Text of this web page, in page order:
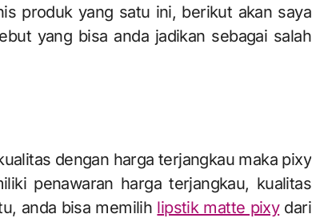
produk yang satu ini, berikut akan saya
yang bisa anda jadikan sebagai salah
dengan harga terjangkau maka pixy
penawaran harga terjangkau, kualitas
anda bisa memilih lipstik matte pixy dari